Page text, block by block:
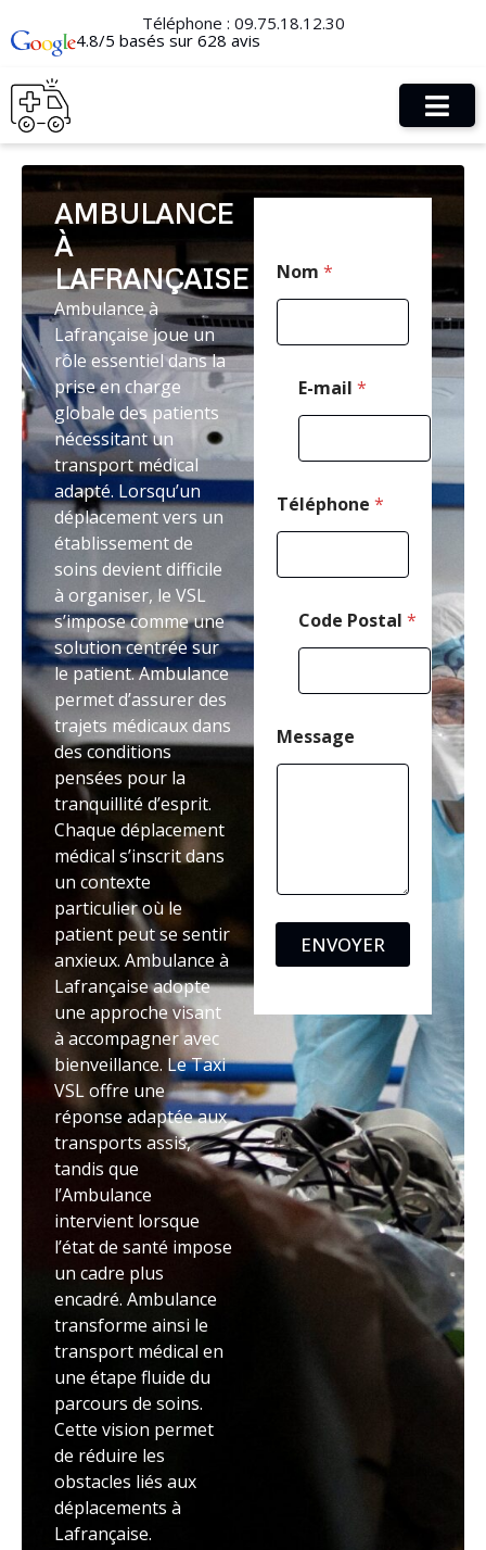
Téléphone : 09.75.18.12.30
4.8/5 basés sur 628 avis
AMBULANCE
À
LAFRANÇAISE
Ambulance à
Lafrançaise joue un
rôle essentiel dans la
prise en charge
globale des patients
nécessitant un
transport médical
adapté. Lorsqu’un
déplacement vers un
établissement de
soins devient difficile
à organiser, le VSL
s’impose comme une
solution centrée sur
le patient. Ambulance
permet d’assurer des
trajets médicaux dans
des conditions
pensées pour la
tranquillité d’esprit.
Chaque déplacement
médical s’inscrit dans
un contexte
particulier où le
patient peut se sentir
anxieux. Ambulance à
Lafrançaise adopte
une approche visant
à accompagner avec
bienveillance. Le Taxi
VSL offre une
réponse adaptée aux
transports assis,
tandis que
l’Ambulance
intervient lorsque
l’état de santé impose
un cadre plus
encadré. Ambulance
transforme ainsi le
transport médical en
une étape fluide du
parcours de soins.
Cette vision permet
de réduire les
obstacles liés aux
déplacements à
Lafrançaise.
Nom *
E-mail *
Téléphone *
Code Postal *
T
l
é
p
h
o
n
o
s
t
e
s
s
a
g
e
Message
ENVOYER